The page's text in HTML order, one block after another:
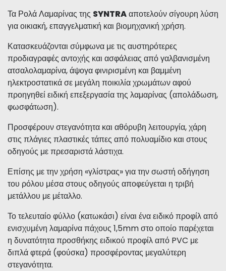
Τα Ρολά Λαμαρίνας της SYNTRAαποτελούν σίγουρη λύση
για οικιακή, επαγγελματική και βιομηχανική χρήση.
Κατασκευάζονται σύμφωνα με τις αυστηρότερες
προδιαγραφές αντοχής και ασφάλειας από γαλβανισμένη
ατσαλολαμαρίνα, άψογα φινιρισμένη και βαμμένη
ηλεκτροστατικά σε μεγάλη ποικιλία χρωμάτων αφού
προηγηθεί ειδική επεξεργασία της λαμαρίνας (απολάδωση,
φωσφάτωση).
Προσφέρουν στεγανότητα και αθόρυβη λειτουργία, χάρη
στις πλάγιες πλαστικές τάπες από πολυαμίδιο και στους
οδηγούς με πρεσαριστά λάστιχα.
Επίσης με την χρήση «γλίστρας» για την σωστή οδήγηση
του ρόλου μέσα στους οδηγούς αποφεύγεται η τριβή
μετάλλου με μέταλλο.
Το τελευταίο φύλλο (κατωκάσι) είναι ένα ειδικό προφίλ από
ενισχυμένη λαμαρίνα πάχους 1,5mm στο οποίο παρέχεται
η δυνατότητα προσθήκης ειδικού προφίλ από PVC με
διπλά φτερά (φούσκα) προσφέροντας μεγαλύτερη
στεγανότητα.